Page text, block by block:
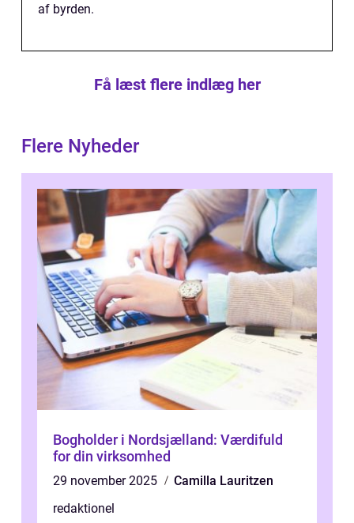
af byrden.
Få læst flere indlæg her
Flere Nyheder
Bogholder i Nordsjælland: Værdifuld
for din virksomhed
29 november 2025
Camilla Lauritzen
redaktionel